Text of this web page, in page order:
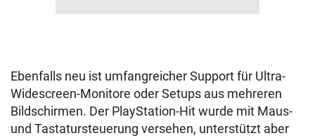
Ebenfalls neu ist umfangreicher Support für Ultra-
Widescreen-Monitore oder Setups aus mehreren
Bildschirmen. Der PlayStation-Hit wurde mit Maus-
und Tastatursteuerung versehen, unterstützt aber